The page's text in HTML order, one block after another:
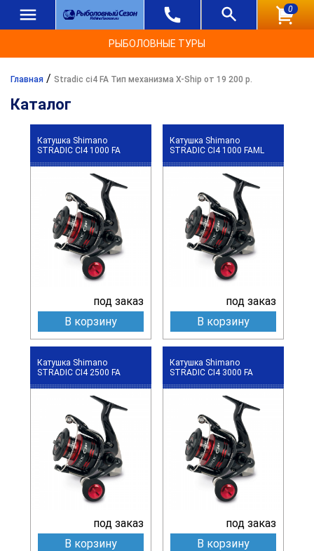
0
РЫБОЛОВНЫЕ ТУРЫ
Главная / Stradic ci4 FA Тип механизма X-Ship от 19 200 р.
Каталог
Катушка Shimano
STRADIC CI4 1000 FA
под заказ
В корзину
Катушка Shimano
STRADIC CI4 1000 FAML
под заказ
В корзину
Катушка Shimano
STRADIC CI4 2500 FA
под заказ
В корзину
Катушка Shimano
STRADIC CI4 3000 FA
под заказ
В корзину